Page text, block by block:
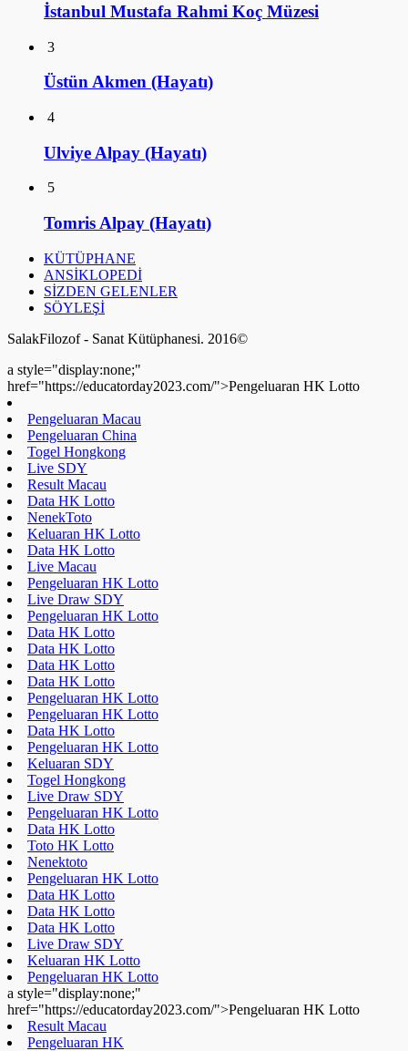
İstanbul Mustafa Rahmi Koç Müzesi
3
Üstün Akmen (Hayatı)
4
Ulviye Alpay (Hayatı)
5
Tomris Alpay (Hayatı)
KÜTÜPHANE
ANSİKLOPEDİ
SİZDEN GELENLER
SÖYLEŞİ
SalakFilozof - Sanat Kütüphanesi. 2016©
a style="display:none;"
href="https://educatorday2023.com/">Pengeluaran HK Lotto
Pengeluaran Macau
Pengeluaran China
Togel Hongkong
Live SDY
Result Macau
Data HK Lotto
NenekToto
Keluaran HK Lotto
Data HK Lotto
Live Macau
Pengeluaran HK Lotto
Live Draw SDY
Pengeluaran HK Lotto
Data HK Lotto
Data HK Lotto
Data HK Lotto
Data HK Lotto
Pengeluaran HK Lotto
Pengeluaran HK Lotto
Data HK Lotto
Pengeluaran HK Lotto
Keluaran SDY
Togel Hongkong
Live Draw SDY
Pengeluaran HK Lotto
Data HK Lotto
Toto HK Lotto
Nenektoto
Pengeluaran HK Lotto
Data HK Lotto
Data HK Lotto
Data HK Lotto
Live Draw SDY
Keluaran HK Lotto
Pengeluaran HK Lotto
a style="display:none;"
href="https://educatorday2023.com/">Pengeluaran HK Lotto
Result Macau
Pengeluaran HK